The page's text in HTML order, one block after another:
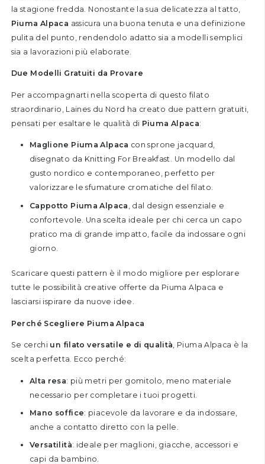
la stagione fredda. Nonostante la sua delicatezza al tatto,
Piuma Alpaca assicura una buona tenuta e una definizione
pulita del punto, rendendolo adatto sia a modelli semplici
sia a lavorazioni più elaborate.
Due Modelli Gratuiti da Provare
Per accompagnarti nella scoperta di questo filato
straordinario, Laines du Nord ha creato due pattern gratuiti,
pensati per esaltare le qualità di Piuma Alpaca:
Maglione Piuma Alpaca con sprone jacquard,
disegnato da Knitting For Breakfast. Un modello dal
gusto nordico e contemporaneo, perfetto per
valorizzare le sfumature cromatiche del filato.
Cappotto Piuma Alpaca , dal design essenziale e
confortevole. Una scelta ideale per chi cerca un capo
pratico ma di grande impatto, facile da indossare ogni
giorno.
Scaricare questi pattern è il modo migliore per esplorare
tutte le possibilità creative offerte da Piuma Alpaca e
lasciarsi ispirare da nuove idee.
Perché Scegliere Piuma Alpaca
Se cerchi un filato versatile e di qualità, Piuma Alpaca è la
scelta perfetta. Ecco perché:
Alta resa: più metri per gomitolo, meno materiale
necessario per completare i tuoi progetti.
Mano soffice: piacevole da lavorare e da indossare,
anche a contatto diretto con la pelle.
Versatilità: ideale per maglioni, giacche, accessori e
capi da bambino.